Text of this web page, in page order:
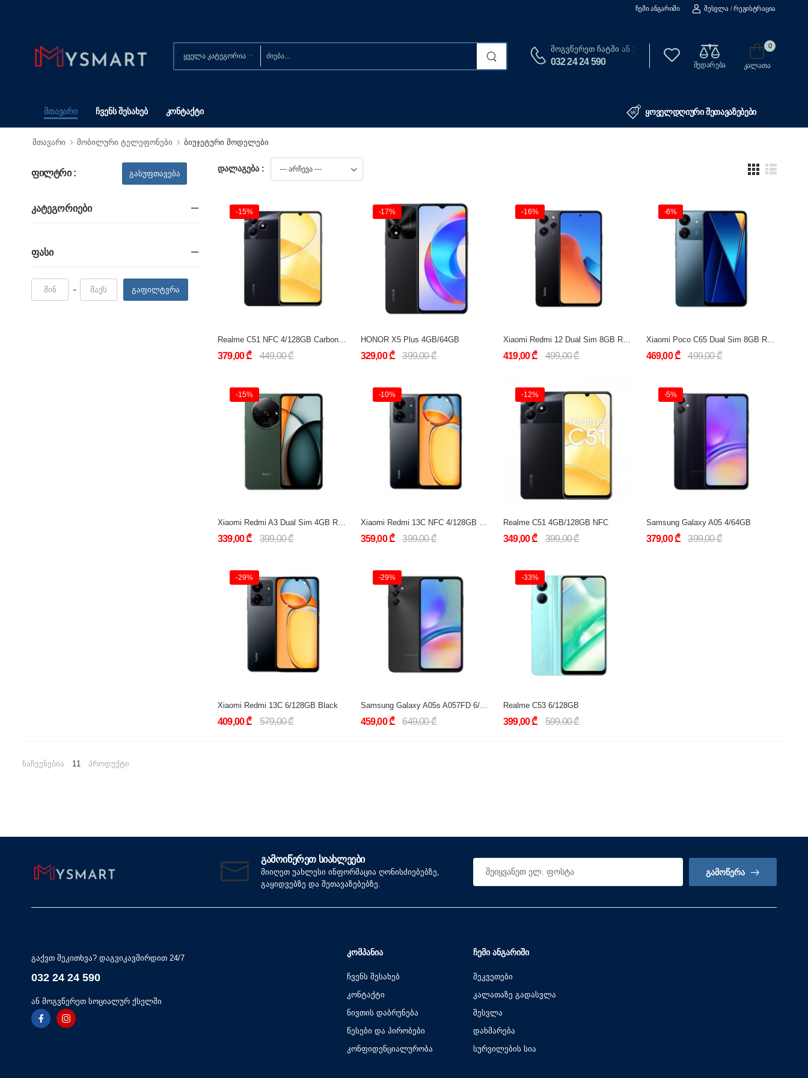
Ჩემი Ანგარიში Შესვლა / Რეგისტრაცია
Მოგვწერეთ Ჩატში ან :
032 24 24 590 შედარება
0
კალათა
Მთავარი Ჩვენს Შესახებ Კონტაქტი ყოველდღიური შეთავაზებები
მთავარი მობილური ტელეფონები ბიუჯეტური მოდელები
ფილტრი :
Კატეგორიები
Ფასი
- გაფილტვრა
დალაგება :
-15%
379,00 ₾ 449,00 ₾
-17%
HONOR X5 Plus 4GB/64GB
329,00 ₾ 399,00 ₾
-16%
419,00 ₾ 499,00 ₾
-6%
Xiaomi Poco C65 Dual Sim 8GB RAM 256GB LTE Global Version
469,00 ₾ 499,00 ₾
-15%
339,00 ₾ 399,00 ₾
-10%
359,00 ₾ 399,00 ₾
-12%
Realme C51 4GB/128GB NFC
349,00 ₾ 399,00 ₾
-5%
Samsung Galaxy A05 4/64GB
379,00 ₾ 399,00 ₾
-29%
Xiaomi Redmi 13C 6/128GB Black
409,00 ₾ 579,00 ₾
-29%
Samsung Galaxy A05s A057FD 6/128GB Black
459,00 ₾ 649,00 ₾
-33%
Realme C53 6/128GB
399,00 ₾ 599,00 ₾
ნაჩვენებია 11 პროდუქტი
ᲒᲐᲛᲝᲘᲬᲔᲠᲔᲗ ᲡᲘᲐᲮᲚᲔᲔᲑᲘ
მიიღეთ უახლესი ინფორმაცია ღონისძიებებზე,
გაყიდვებზე და შეთავაზებებზე.
ᲒᲐᲛᲝᲬᲔᲠᲐ
გაქვთ შეკითხვა? დაგვიკავშირდით 24/7
032 24 24 590
ან მოგვწერეთ სოციალურ ქსელში
ᲙᲝᲛᲞᲐᲜᲘᲐ
ჩვენს შესახებ
კონტაქტი
ნივთის დაბრუნება
წესები და პირობები
კონფიდენციალურობა
ᲩᲔᲛᲘ ᲐᲜᲒᲐᲠᲘᲨᲘ
შეკვეთები
კალათაზე გადასვლა
შესვლა
დახმარება
სურვილების სია